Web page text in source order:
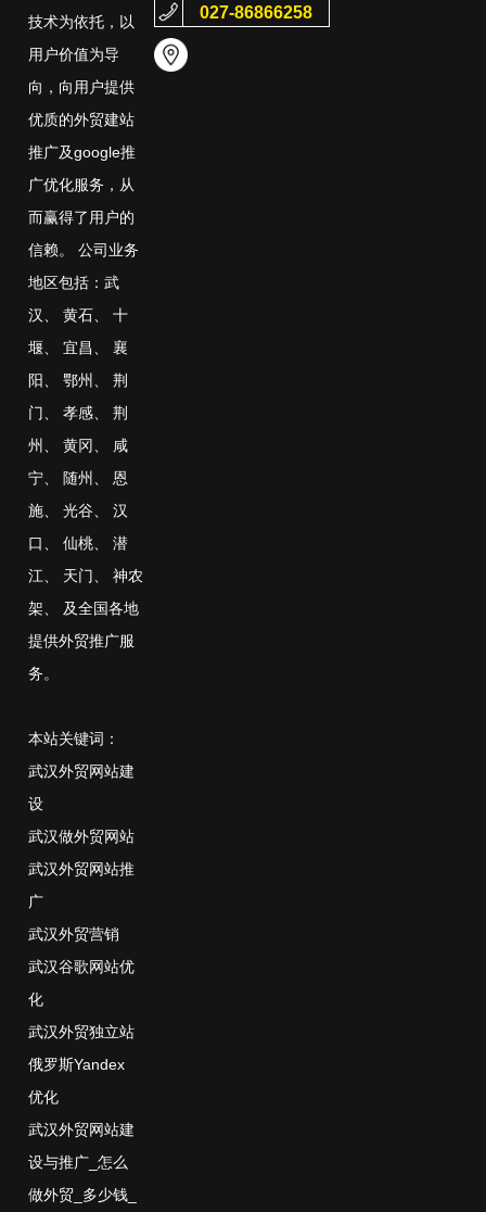
技术为依托，以
用户价值为导
向，向用户提供
优质的外贸建站
推广及google推
广优化服务，从
而赢得了用户的
信赖。 公司业务
地区包括：武
汉、 黄石、
十
堰、 宜昌、
襄
阳、 鄂州 、
荆
门、 孝感、
荆
州 、 黄冈、
咸
宁、 随州 、
恩
施、 光谷、
汉
口、 仙桃、
潜
江、 天门、
神农
架、
及全国各地
提供外贸推广服
务。
本站关键词：
武汉外贸网站建
设
武汉做外贸网站
武汉外贸网站推
广
武汉外贸营销
武汉谷歌网站优
化
武汉外贸独立站
俄罗斯Yandex
优化
武汉外贸网站建
设与推广_怎么
做外贸_多少钱_
027-86866258